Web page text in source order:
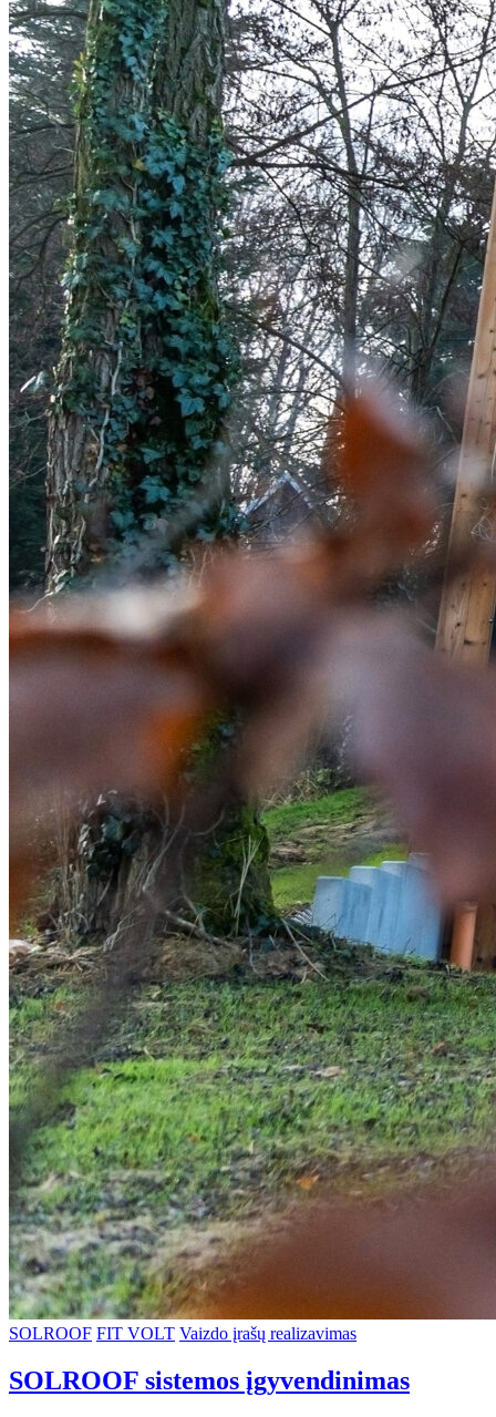
SOLROOF FIT VOLT Vaizdo įrašų realizavimas
SOLROOF sistemos įgyvendinimas